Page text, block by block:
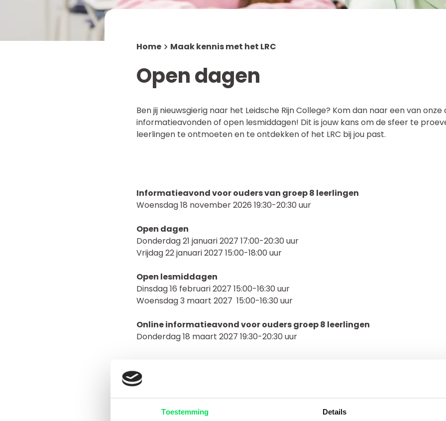
Toestemming Details
Werken bij
Mediatheek
MR en OR
NUOVO Solidariteitsfonds
Home Maak kennis met het LRC
Open dagen
Ben jij nieuwsgierig naar het Leidsche Rijn College? Kom dan naar een van onze
informatieavonden of open lesmiddagen! Dit is jouw kans om de sfeer te
leerlingen te ontmoeten en te ontdekken of het LRC bij jou past.
Informatieavond voor ouders van groep 8 leerlingen
Woensdag 18 november 2026 19:30-20:30 uur
Open dagen
Donderdag 21 januari 2027 17:00-20:30 uur
Vrijdag 22 januari 2027 15:00-18:00 uur
Open lesmiddagen
Dinsdag 16 februari 2027 15:00-16:30 uur
Woensdag 3 maart 2027 15:00-16:30 uur
Online informatieavond voor ouders groep 8 leerlingen
Donderdag 18 maart 2027 19:30-20:30 uur